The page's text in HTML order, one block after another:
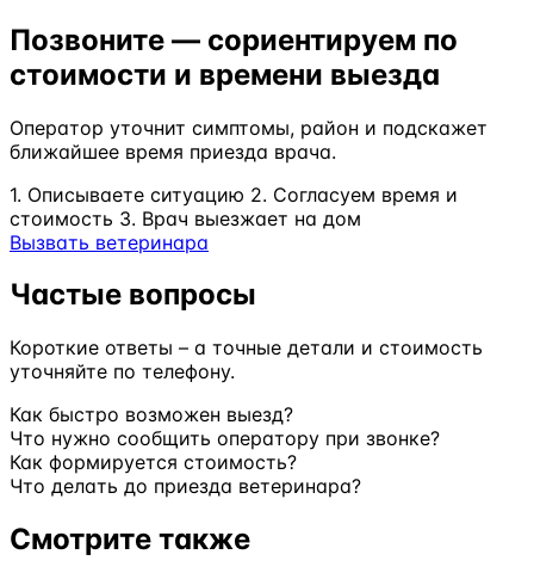
Позвоните — сориентируем по
стоимости и времени выезда
Оператор уточнит симптомы, район и подскажет
ближайшее время приезда врача.
1. Описываете ситуацию 2. Согласуем время и
стоимость 3. Врач выезжает на дом
Вызвать ветеринара
Частые вопросы
Короткие ответы – а точные детали и стоимость
уточняйте по телефону.
Как быстро возможен выезд?
Что нужно сообщить оператору при звонке?
Как формируется стоимость?
Что делать до приезда ветеринара?
Смотрите также